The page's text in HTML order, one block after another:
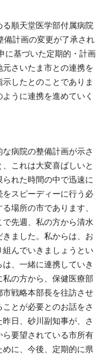
順天堂医学部付属病院
備計画の変更が了承され
に基づいた定期的・計画
さいたま市との連携を
したとのことでありま
うに連携を進めていく
病院の整備計画が示さ
これは大変喜ばしいと
れた時間の中で迅速に
スピーディーに行う必
場所の市であります、
先週、私の方から清水
ました。私からは、お
んでいきましょうとい
、一緒に連携していき
の方から、保健医療部
戦略本部長を往訪させ
とが必要とのお話をさ
日、砂川副知事が、さ
要望されている市所有
に、今後、定期的に県